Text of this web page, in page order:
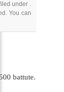
under .
You can
battute.